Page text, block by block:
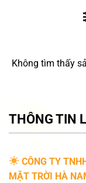
Không tìm thấy
THÔNG TIN
CÔNG TY
MẶT TRỜI HÀ